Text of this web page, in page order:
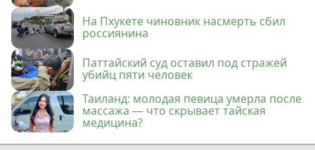
На Пхукете чиновник насмерть сбил
россиянина
Паттайский суд оставил под стражей
убийц пяти человек
Таиланд: молодая певица умерла после
массажа — что скрывает тайская
медицина?